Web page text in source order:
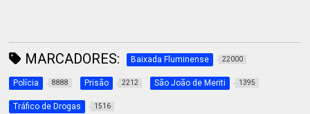
MARCADORES: Baixada Fluminense 22000
Polícia 8888 Prisão 2212 São João de Meriti 1395
Tráfico de Drogas 1516